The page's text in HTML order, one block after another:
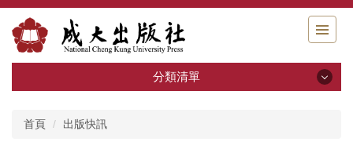
跳
到
主
要
容
分類清單
首頁 出版快訊